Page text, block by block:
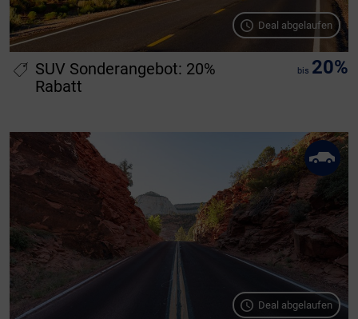
SUV Sonderangebot: 20%
Rabatt
bis 20%
Deal abgelaufen
Deal abgelaufen